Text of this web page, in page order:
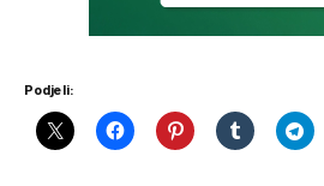
Podjeli: